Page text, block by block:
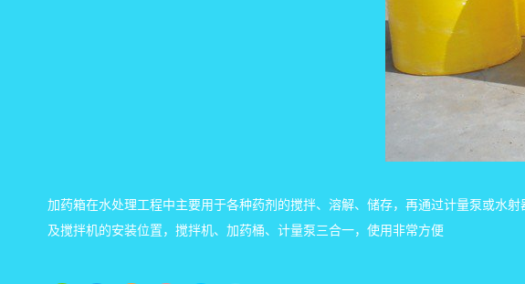
加药箱在水处理工程中主要用于各种药剂的搅拌、溶解、储存，再通过计量泵或水
及搅拌机的安装位置，搅拌机、加药桶、计量泵三合一，使用非常方便